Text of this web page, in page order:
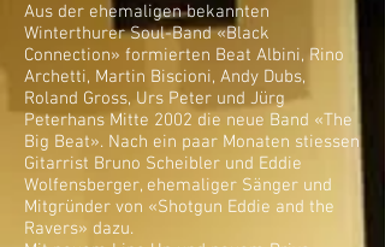
Aus der ehemaligen bekannten
Winterthurer Soul-Band «Black
Connection» formierten Beat Albini, Rino
Archetti, Martin Biscioni, Andy Dubs,
Roland Gross, Urs Peter und Jürg
Peterhans Mitte 2002 die neue Band «The
Big Beat». Nach ein paar Monaten stiessen
Gitarrist Bruno Scheibler und Eddie
Wolfensberger, ehemaliger Sänger und
Mitgründer von «Shotgun Eddie and the
Ravers» dazu.